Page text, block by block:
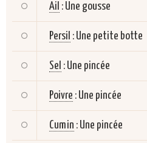
Ail : Une gousse
Persil : Une petite botte
Sel : Une pincée
Poivre : Une pincée
Cumin : Une pincée